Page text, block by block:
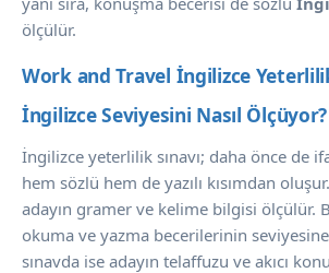
ölçülür.
Work and Travel İngilizce
İngilizce Seviyesini Nasıl Ölçüyor?
İngilizce yeterlilik sınavı; daha önce de
hem sözlü hem de yazılı kısımdan oluşur.
adayın gramer ve kelime bilgisi ölçülür.
okuma ve yazma becerilerinin seviyesine
sınavda ise adayın telaffuzu ve akıcı